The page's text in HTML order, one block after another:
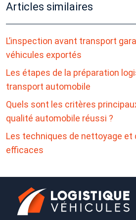
Articles similaires
L’inspection avant transport
véhicules exportés
Les étapes de la préparation
transport automobile
Quels sont les critères
qualité automobile réussi ?
Les techniques de nettoyage et
efficaces